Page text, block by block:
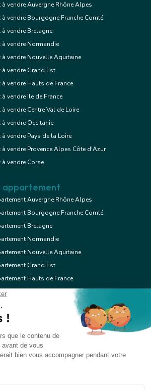
vendre Auvergne Rhône Alpes
vendre Bourgogne Franche Comté
vendre Bretagne
vendre Normandie
vendre Nouvelle Aquitaine
vendre Grand Est
vendre Hauts de France
vendre Ile de France
vendre Centre Val de Loire
vendre Occitanie
vendre Pays de la Loire
vendre Provence Alpes Côte d'Azur
vendre Corse
appartement
Auvergne Rhône Alpes
Bourgogne Franche Comté
Bretagne
Normandie
Nouvelle Aquitaine
Grand Est
Hauts de France
Ile de France
Centre Val de Loire
Occitanie
Pays de la Loire
Provence Alpes Côte d'Azur
Corse